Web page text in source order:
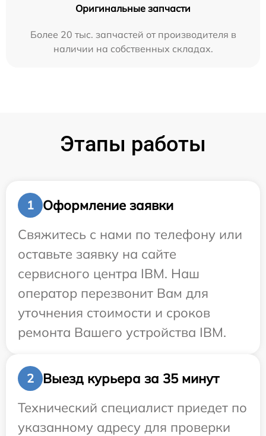
Оригинальные запчасти
Более 20 тыс. запчастей от производителя в
наличии на собственных складах.
Этапы работы
1
Оформление заявки
Свяжитесь с нами по телефону или
оставьте заявку на сайте
сервисного центра IBM. Наш
оператор перезвонит Вам для
уточнения стоимости и сроков
ремонта Вашего устройства IBM.
2
Выезд курьера за 35 минут
Технический специалист приедет по
указанному адресу для проверки